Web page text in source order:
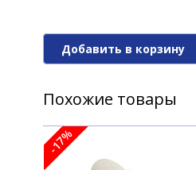
Добавить в корзину
Похожие товары
-17%